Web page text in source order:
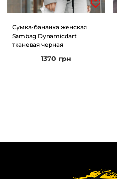
Сумка-бананка женская
Sambag Dynamicdart
тканевая черная
1370 грн